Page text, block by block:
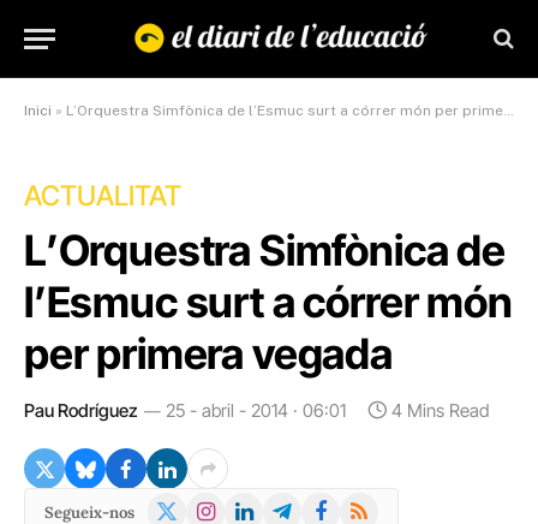
Inici » L’Orquestra Simfònica de l’Esmuc surt a córrer món per primera vegada
ACTUALITAT
L’Orquestra Simfònica de
l’Esmuc surt a córrer món
per primera vegada
Pau Rodríguez 25 - abril - 2014 · 06:01 4 Mins Read
Segueix-nos
X
Instagram
LinkedInTelegramFacebook
RSS